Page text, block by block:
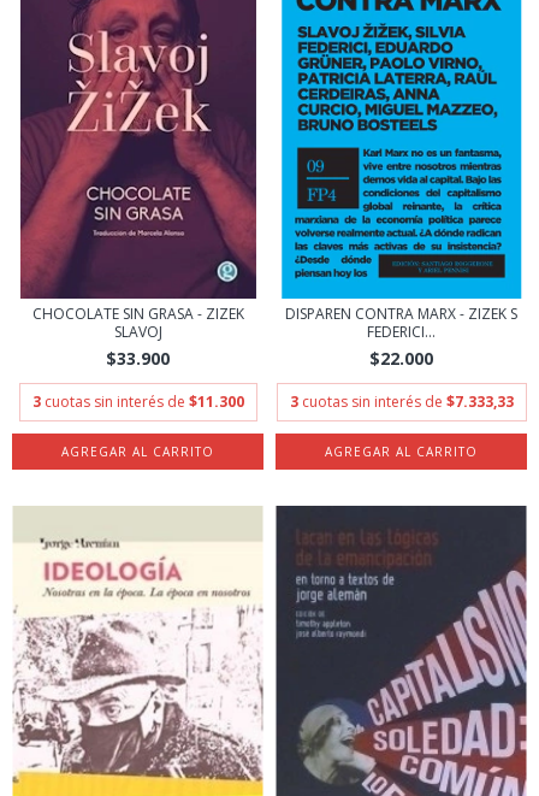
CHOCOLATE SIN GRASA - ZIZEK
SLAVOJ
$33.900
3 cuotas sin interés de $11.300
DISPAREN CONTRA MARX - ZIZEK S
FEDERICI...
$22.000
3 cuotas sin interés de $7.333,33